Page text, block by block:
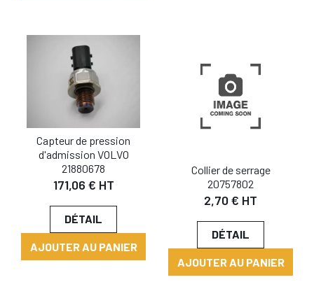
Capteur de pression
d'admission VOLVO
21880678
171,06 € HT
DÉTAIL
AJOUTER AU PANIER
Collier de serrage
20757802
2,70 € HT
DÉTAIL
AJOUTER AU PANIER